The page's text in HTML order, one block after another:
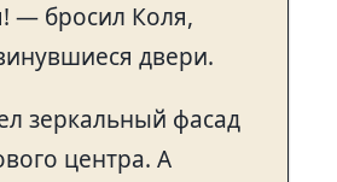
— бросил Коля,
двери.
зеркальный фасад
центра. А